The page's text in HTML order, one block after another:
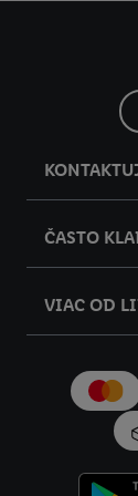
ČASTO
VIAC OD
do budúcnosti